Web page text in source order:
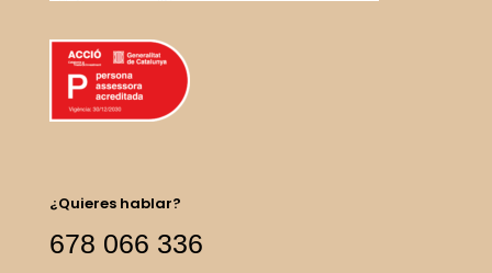
¿Quieres hablar?
678 066 336